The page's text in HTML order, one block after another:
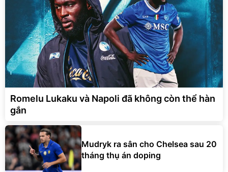
Romelu Lukaku và Napoli đã không còn thể hàn
gắn
Mudryk ra sân cho Chelsea sau 20
tháng thụ án doping